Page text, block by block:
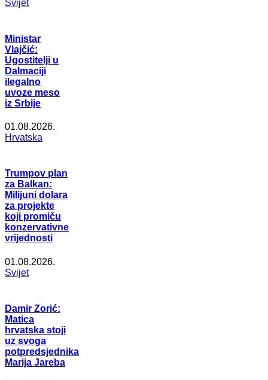
Svijet
Ministar
Vlajčić:
Ugostitelji u
Dalmaciji
ilegalno
uvoze meso
iz Srbije
01.08.2026.
Hrvatska
Trumpov plan
za Balkan:
Milijuni dolara
za projekte
koji promiču
konzervativne
vrijednosti
01.08.2026.
Svijet
Damir Zorić:
Matica
hrvatska stoji
uz svoga
potpredsjednika
Marija Jareba